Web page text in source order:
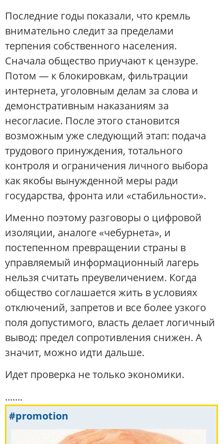
Последние годы показали, что кремль
внимательно следит за пределами
терпения собственного населения.
Сначала общество приучают к цензуре.
Потом — к блокировкам, фильтрации
интернета, уголовным делам за слова и
демонстративным наказаниям за
несогласие. После этого становится
возможным уже следующий этап: подача
трудового принуждения, тотального
контроля и ограничения личного выбора
как якобы вынужденной меры ради
государства, фронта или «стабильности».
Именно поэтому разговоры о цифровой
изоляции, аналоге «чебурнета», и
постепенном превращении страны в
управляемый информационный лагерь
нельзя считать преувеличением. Когда
общество соглашается жить в условиях
отключений, запретов и все более узкого
поля допустимого, власть делает логичный
вывод: предел сопротивления снижен. А
значит, можно идти дальше.
Идет проверка не только экономики.
.......
#promotion